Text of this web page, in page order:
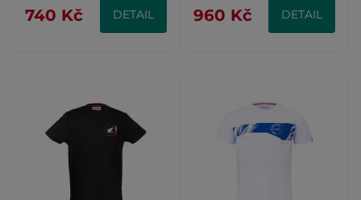
740 Kč DETAIL 960 Kč DETAIL